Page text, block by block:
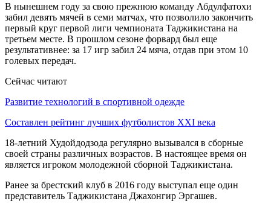
В нынешнем году за свою прежнюю команду Абдулфатохи
забил девять мячей в семи матчах, что позволило закончить
первый круг первой лиги чемпионата Таджикистана на
третьем месте. В прошлом сезоне форвард был еще
результативнее: за 17 игр забил 24 мяча, отдав при этом 10
голевых передач.
Сейчас читают
Развитие технологий в спортивной одежде
Составлен рейтинг лучших футболистов XXI века
18-летний Худойдодзода регулярно вызывался в сборные
своей страны различных возрастов. В настоящее время он
является игроком молодежной сборной Таджикистана.
Ранее за брестский клуб в 2016 году выступал еще один
представитель Таджикистана Джахонгир Эргашев.